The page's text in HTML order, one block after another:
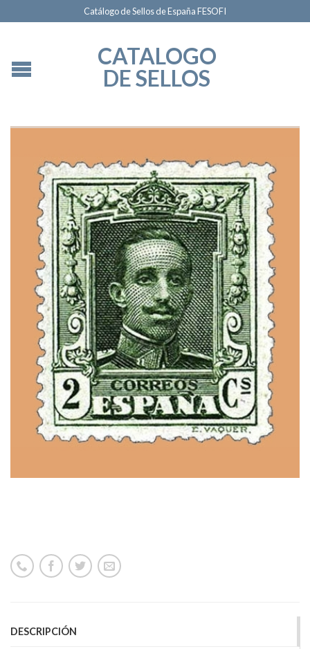
Catálogo de Sellos de España FESOFI
CATALOGO
DE SELLOS
DESCRIPCIÓN